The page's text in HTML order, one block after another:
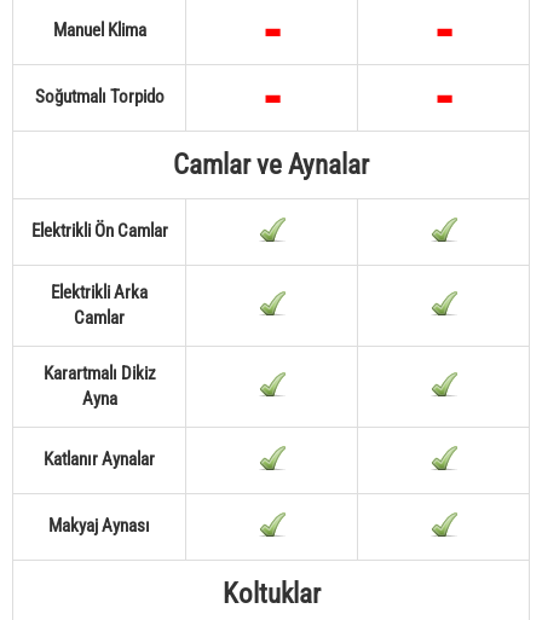
Manuel Klima
Soğutmalı Torpido
Camlar ve Aynalar
Elektrikli Ön Camlar
Elektrikli Arka
Camlar
Karartmalı Dikiz
Ayna
Katlanır Aynalar
Makyaj Aynası
Koltuklar